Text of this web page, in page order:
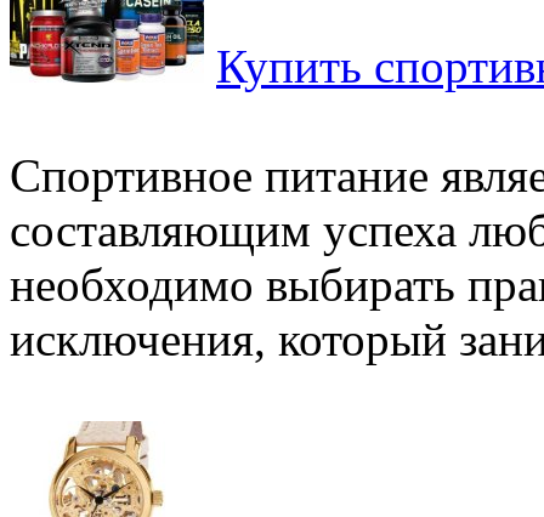
Купить
Спортивное питание
составляющим успеха
необходимо выбирать
исключения, который